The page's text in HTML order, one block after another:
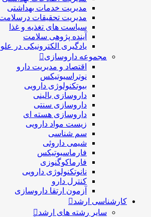
مدیریت خدمات بهداشتی
مدیریت تحقیقات درسلامت
سیاست های تغذیه و غذا
آینده پژوهی سلامت
یادگیری الکترونیکی در
مجموعه داروسازی
اقتصاد و مديريت دارو
نوتراسیوتیکس
بيوتكنولوژی دارویی
داروسازی بالينی
داروسازی سنتی
داروسازی هسته ای
زیست مواد دارویی
سم شناسی
شيمی داروئی
فارماسيوتيكس
فارماكوگنوزی
نانوتکنولوژی دارویی
كنترل دارو
آزمون ارتقا داروسازی
کارشناسی ارشد
سایر رشته های ارشد